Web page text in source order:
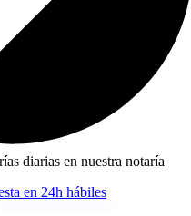
diarias en nuestra notaría
en 24h hábiles